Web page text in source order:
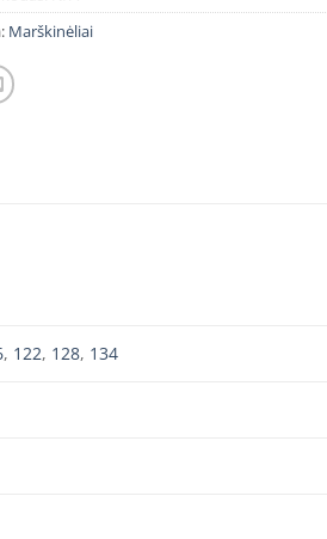
Marškinėliai
, 122, 128, 134